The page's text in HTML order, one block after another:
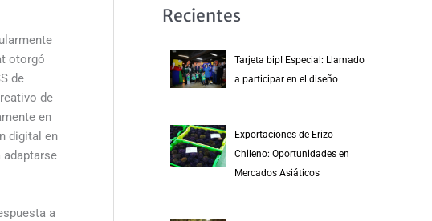
otorgó
de
de
en
digital en
adaptarse
a
Recientes
Tarjeta bip! Especial: Llamado
a participar en el diseño
Exportaciones de Erizo
Chileno: Oportunidades en
Mercados Asiáticos